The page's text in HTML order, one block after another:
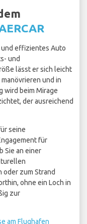
und effizientes Auto
und
lässt er sich leicht
und in
wird beim Mirage
der ausreichend
seine
für
Sie an einer
zum Strand
ohne ein Loch in
zur
am Flughafen